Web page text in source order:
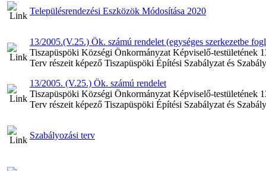
Településrendezési Eszközök Módosítása 2020
13/2005.(V.25.) Ök. számú rendelet (egységes szerkezetbe
Tiszapüspöki Községi Önkormányzat Képviselő-testületének
Terv részeit képező Tiszapüspöki Építési Szabályzat és
13/2005. (V.25.) Ök. számú rendelet
Tiszapüspöki Községi Önkormányzat Képviselő-testületének
Terv részeit képező Tiszapüspöki Építési Szabályzat és
Szabályozási terv